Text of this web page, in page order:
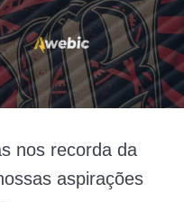
nos recorda da
aspirações